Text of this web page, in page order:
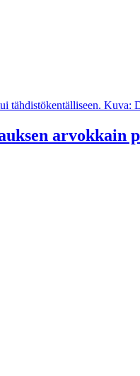
arvokkain